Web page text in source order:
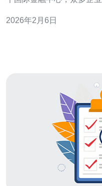
供优质服务与支持呢？以
2026年2月6日